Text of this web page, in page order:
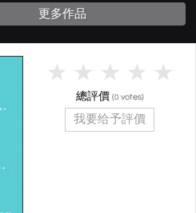
更多作品
總評價 (0 votes)
我要给予評價